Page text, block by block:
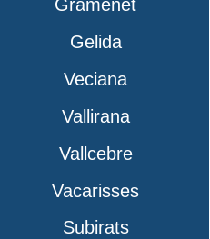
Gramenet
Gelida
Veciana
Vallirana
Vallcebre
Vacarisses
Subirats